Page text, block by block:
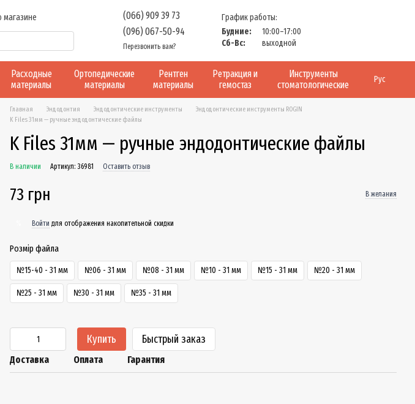
магазине
(066) 909 39 73
(096) 067-50-94
Перезвонить вам?
График работы:
Будние:
10:00–17:00
Сб-Вс:
выходной
Расходные
материалы
Ортопедические
материалы
Рентген
материалы
Ретракция и
гемостаз
Инструменты
стоматологические
Рус
Главная Эндодонтия Эндодонтические инструменты
Эндодонтические инструменты ROGIN
K Files 31мм — ручные эндодонтические файлы
K Files 31мм — ручные эндодонтические файлы
В наличии Артикул: 36981 Оставить отзыв
73 грн В желания
Войти для отображения накопительной скидки
Розмір файла
№15-40 - 31 мм №06 - 31 мм №08 - 31 мм №10 - 31 мм №15 - 31 мм №20 - 31 мм
№25 - 31 мм №30 - 31 мм №35 - 31 мм
Купить Быстрый заказ
Доставка Оплата Гарантия